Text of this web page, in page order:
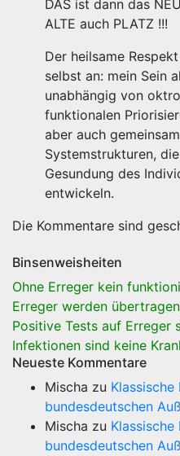
DAS ist dann das
ALTE auch PLATZ !!!
Der heilsame
selbst an: mein Sein
unabhängig von
funktionalen
aber auch
Systemstrukturen,
Gesundung des
entwickeln.
Die Kommentare sind
Binsenweisheiten
Ohne Erreger kein
Erreger werden
Positive Tests auf Erreger
Infektionen sind keine
Neueste Kommentare
Mischa zu
bundesdeutschen
Mischa zu
bundesdeutschen